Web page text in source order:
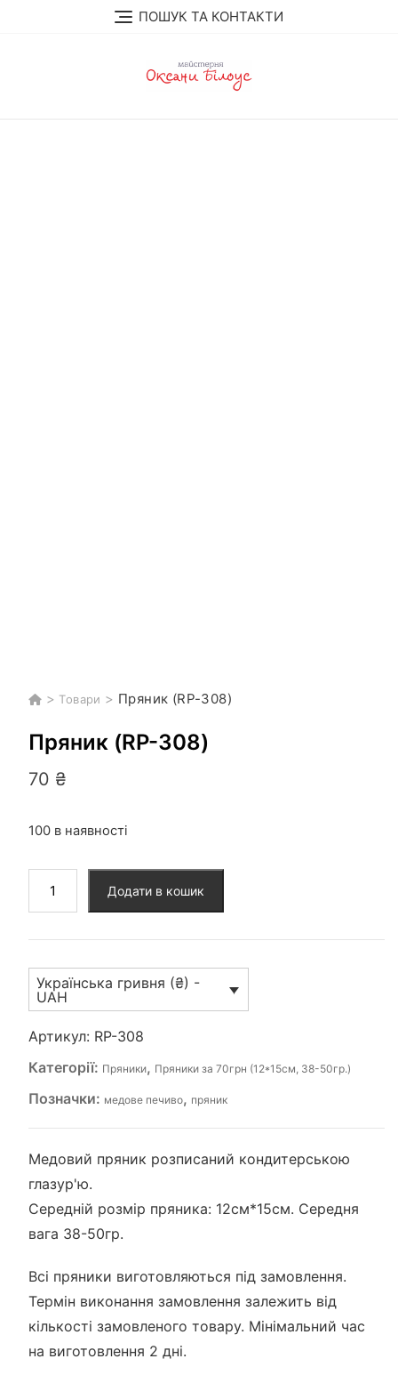
ПОШУК ТА КОНТАКТИ
> Товари > Пряник (RP-308)
Пряник (RP-308)
70 ₴
100 в наявності
(RP-
кількість
Додати в кошик
Українська гривня (₴) -
UAH
Артикул: RP-308
Категорії: Пряники, Пряники за 70грн (12*15см, 38-50гр.)
Позначки: медове печиво, пряник
Медовий пряник розписаний кондитерською
глазур'ю.
Середній розмір пряника: 12см*15см. Середня
вага 38-50гр.
Всі пряники виготовляються під замовлення.
Термін виконання замовлення залежить від
кількості замовленого товару. Мінімальний час
на виготовлення 2 дні.